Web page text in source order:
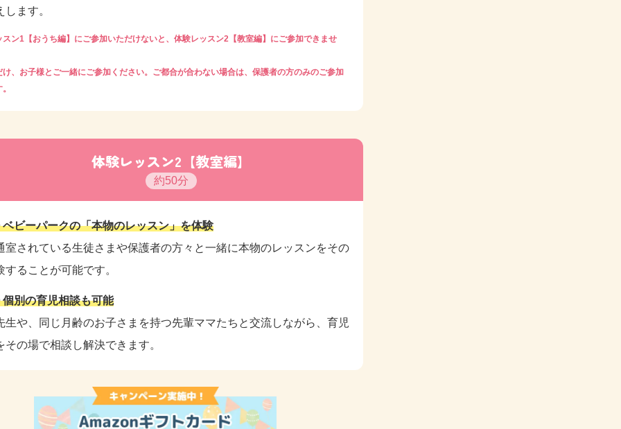
ます。
ン1【おうち編】にご参加いただけないと、体験レッスン2【教室編】にご参加できませ
、お子様とご一緒にご参加ください。ご都合が合わない場合は、保護者の方のみのご参加
体験レッスン2【教室編】
約50分
ビーパークの「本物のレッスン」を体験
室されている生徒さまや保護者の方々と一緒に本物のレッスンをその
することが可能です。
別の育児相談も可能
生や、同じ月齢のお子さまを持つ先輩ママたちと交流しながら、育児
その場で相談し解決できます。